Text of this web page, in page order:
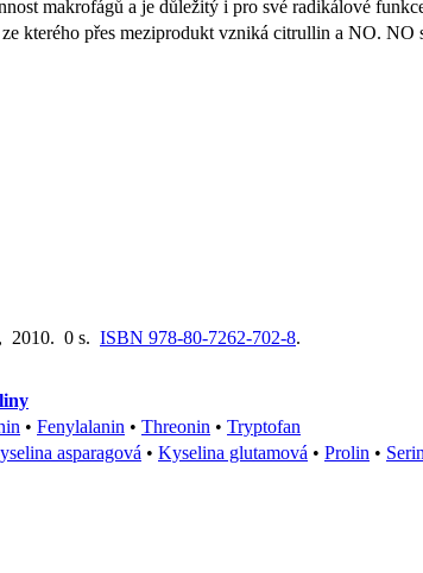
makrofágů a je důležitý i pro své radikálové
kterého přes meziprodukt vzniká citrullin a NO. NO
2010. 0 s. ISBN 978-80-7262-702-8.
• Fenylalanin • Threonin • Tryptofan
asparagová • Kyselina glutamová • Prolin • Serin